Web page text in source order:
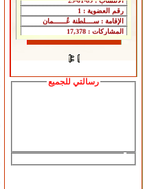
رسالتي للجميع